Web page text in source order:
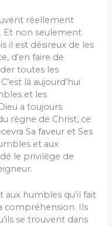
réelle­ment
Et non seu­lement
il est désireux de les
d’en faire de
toutes les
là aujourd’hui
et les
a toujours
règne de Christ, ce
Sa faveur et Ses
et aux
le privilège de
aux hum­bles qu’il fait
compréhension. Ils
se trouvent dans